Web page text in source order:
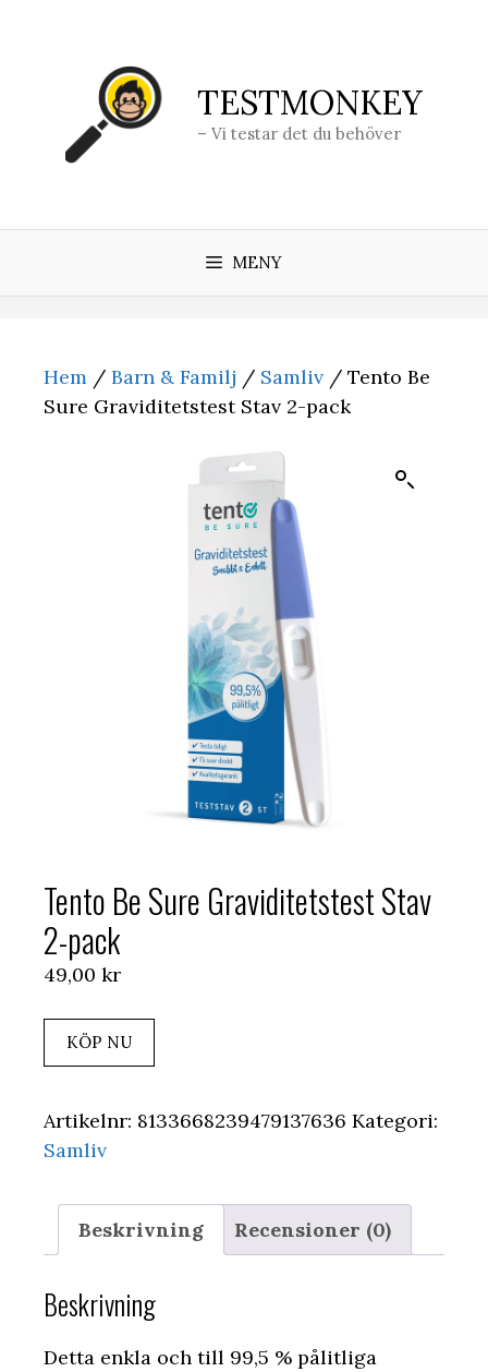
TESTMONKEY
– Vi testar det du behöver
MENY
Hem / Barn & Familj / Samliv / Tento Be
Sure Graviditetstest Stav 2-pack
Tento Be Sure Graviditetstest Stav
2-pack
49,00 kr
KÖP NU
Artikelnr: 8133668239479137636 Kategori:
Samliv
Beskrivning Recensioner (0)
Beskrivning
Detta enkla och till 99,5 % pålitliga